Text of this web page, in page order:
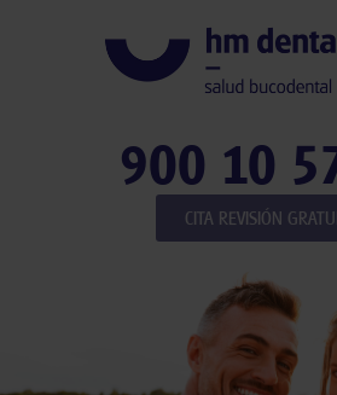
900 10
CITA REVISIÓN